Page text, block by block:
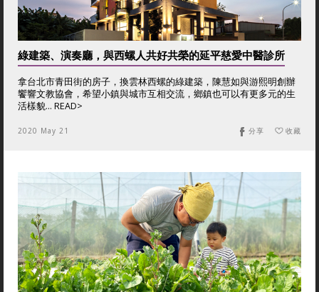
綠建築、演奏廳，與西螺人共好共榮的延平慈愛中醫診所
拿台北市青田街的房子，換雲林西螺的綠建築，陳慧如與游熙明創辦
饗響文教協會，希望小鎮與城市互相交流，鄉鎮也可以有更多元的生
活樣貌... READ>
2020 May 21 收藏
分享